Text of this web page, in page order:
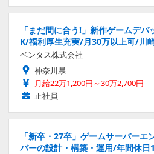
「まだ間に合う!」新作ゲームデ
K/福利厚生充実/月30万以上可/川
ベンタス株式会社
神奈川県
月給22万1,200円～30万2,700円
正社員
「新卒・27卒」ゲームサーバー
バーの設計・構築・運用/年間休日